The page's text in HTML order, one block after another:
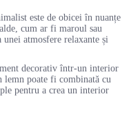
este de obicei în nuanțe
cum ar fi maroul sau
atmosfere relaxante și
decorativ într-un interior
lemn poate fi combinată cu
pentru a crea un interior